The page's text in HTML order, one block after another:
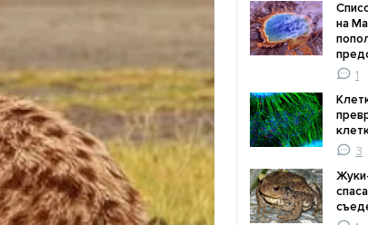
на
1
3